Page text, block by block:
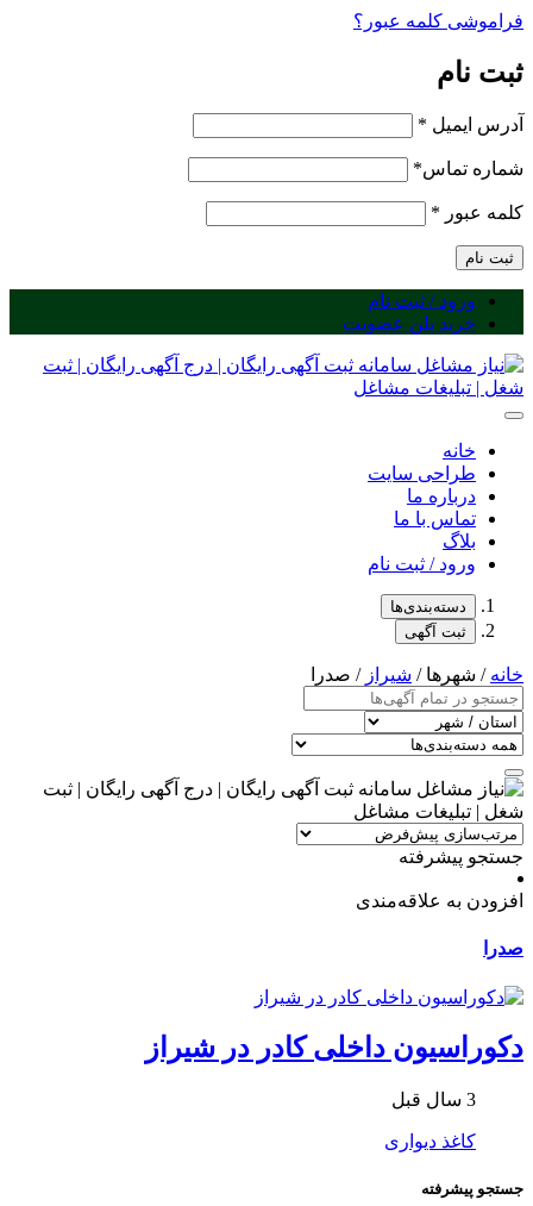
فراموشی کلمه عبور؟
ثبت نام
آدرس ایمیل *
شماره تماس*
کلمه عبور *
ثبت نام
ورود / ثبت نام
خرید پلن عضویت
خانه
طراحی سایت
درباره ما
تماس با ما
بلاگ
ورود / ثبت نام
دسته‌بندی‌ها
ثبت آگهی
خانه / شهرها / شیراز / صدرا
جستجو پیشرفته
افزودن به علاقه‌مندی
صدرا
دکوراسیون داخلی کادر در شیراز
3 سال قبل
کاغذ دیواری
جستجو پیشرفته